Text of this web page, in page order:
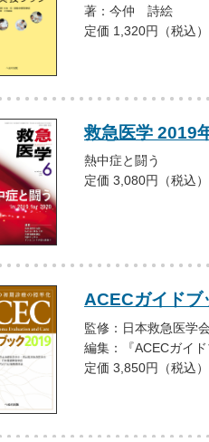
著：今仲 詩絵
定価 1,320円（税込）
救急医学 2019
熱中症と闘う
定価 3,080円（税込）
ACECガイドブ
監修：日本救急医学
編集：『ACECガイ
定価 3,850円（税込）